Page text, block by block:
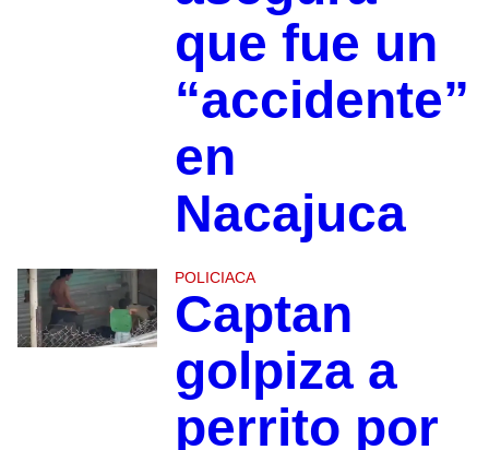
que fue un
“accidente”
en
Nacajuca
POLICIACA
Captan
golpiza a
perrito por